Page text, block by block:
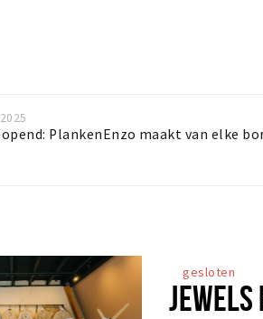
PlankenEnzo maakt van elke
gesloten
JEWELS